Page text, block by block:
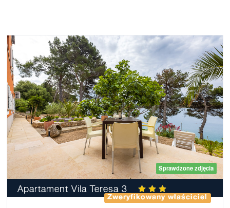
Sprawdzone zdjęcia
Apartament Vila Teresa 3
Zweryfikowany właściciel